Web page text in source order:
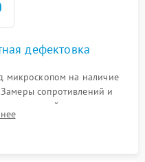
дефектовка
микроскопом на наличие
сопротивлений и
цепей питания,
и видеочипа.